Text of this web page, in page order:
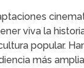
viva la
popular.
más